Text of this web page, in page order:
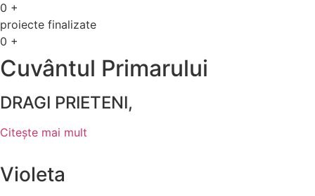
0 +
proiecte finalizate
0 +
Cuvântul Primarului
DRAGI PRIETENI,
Citește mai mult
Violeta